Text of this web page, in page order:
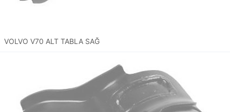
VOLVO V70 ALT TABLA SAĞ